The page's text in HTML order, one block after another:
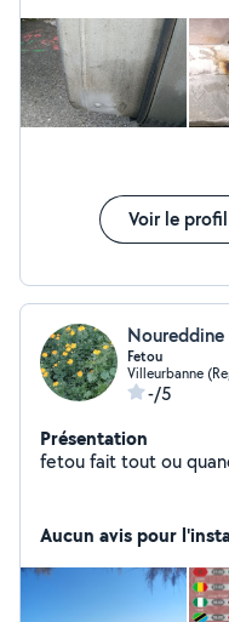
corrosion perforante sur
Je recommande
Voir le profil
Noureddine
Fetou
Villeurbanne
-/5
Présentation
fetou fait tout ou
Aucun avis pour